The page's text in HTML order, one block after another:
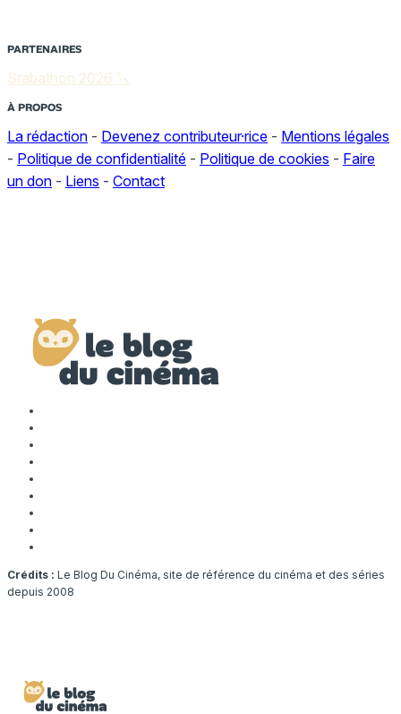
PARTENAIRES
Stabathon 2026 🔪
À PROPOS
La rédaction - Devenez contributeur·rice - Mentions légales
- Politique de confidentialité - Politique de cookies - Faire
un don - Liens - Contact
Crédits : Le Blog Du Cinéma, site de référence du cinéma et des séries
depuis 2008